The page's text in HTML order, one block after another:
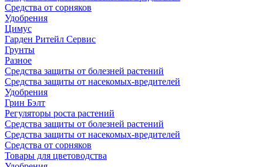
Средства от сорняков
Удобрения
Цимус
Гарден Ритейл Сервис
Грунты
Разное
Средства защиты от болезней растений
Средства защиты от насекомых-вредителей
Удобрения
Грин Бэлт
Регуляторы роста растений
Средства защиты от болезней растений
Средства защиты от насекомых-вредителей
Средства от сорняков
Товары для цветоводства